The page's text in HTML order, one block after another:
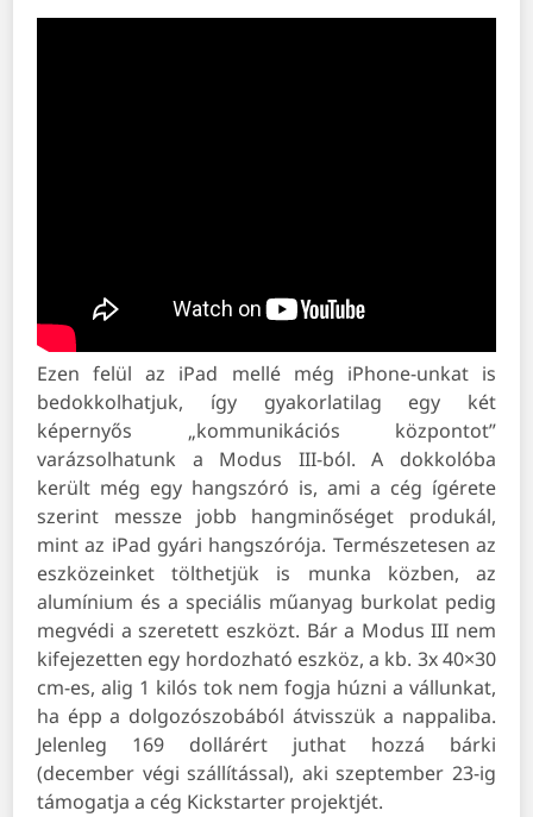
Ezen felül az iPad mellé még iPhone-unkat is
bedokkolhatjuk, így gyakorlatilag egy két
képernyős „kommunikációs központot”
varázsolhatunk a Modus III-ból. A dokkolóba
került még egy hangszóró is, ami a cég ígérete
szerint messze jobb hangminőséget produkál,
mint az iPad gyári hangszórója. Természetesen az
eszközeinket tölthetjük is munka közben, az
alumínium és a speciális műanyag burkolat pedig
megvédi a szeretett eszközt. Bár a Modus III nem
kifejezetten egy hordozható eszköz, a kb. 3x 40×30
cm-es, alig 1 kilós tok nem fogja húzni a vállunkat,
ha épp a dolgozószobából átvisszük a nappaliba.
Jelenleg 169 dollárért juthat hozzá bárki
(december végi szállítással), aki szeptember 23-ig
támogatja a cég Kickstarter projektjét.